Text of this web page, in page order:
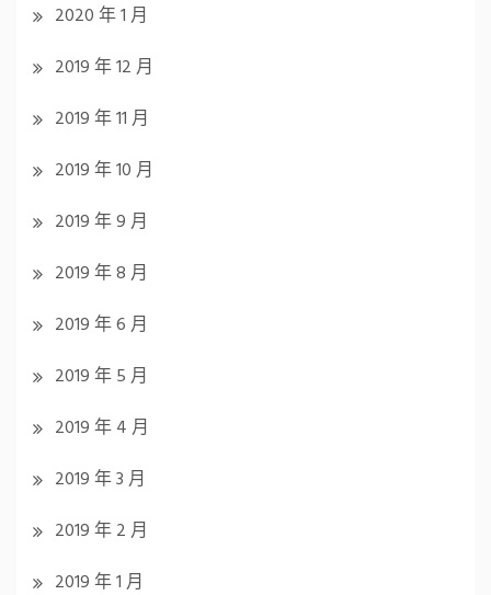
2020 年 1 月
2019 年 12 月
2019 年 11 月
2019 年 10 月
2019 年 9 月
2019 年 8 月
2019 年 6 月
2019 年 5 月
2019 年 4 月
2019 年 3 月
2019 年 2 月
2019 年 1 月